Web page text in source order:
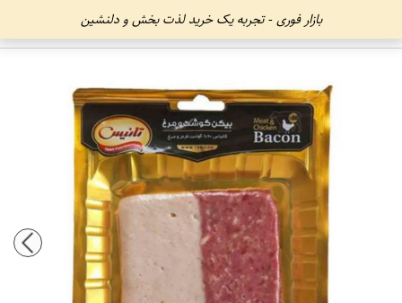
بازار فوری - تجربه یک خرید لذت بخش و دلنشین